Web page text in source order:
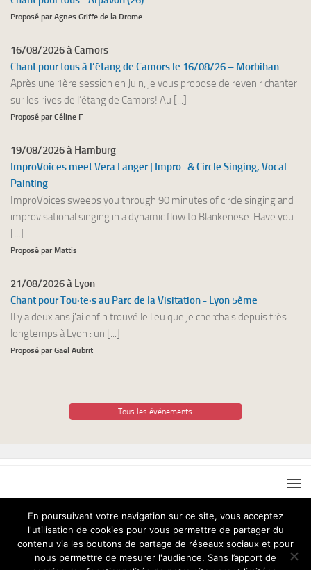
Proposé par Agnes Griffe de la Drome
16/08/2026 à Camors
Chant pour tous à l’étang de Camors le 16/08/26 – Morbihan
Après une 1ère session en Juin, je vous propose de revenir chanter
sur les rives de l’étang de Camors! Au [...]
Proposé par Céline F
19/08/2026 à Hamburg
ImproVoices meet Vera Langer | Impro- & Circle Singing, Vocal
Painting
ImproVoices sweeps you through 90 minutes of circle singing and
improvisational singing in a dynamic flow to Blankenese. Have you
[...]
Proposé par Mattis
21/08/2026 à Lyon
Chant pour Tou·te·s au Parc de la Visitation - Lyon 5ème
Il y a deux ans j'ai enfin trouvé le lieu que je cherchais depuis très
longtemps à Lyon : un [...]
Proposé par Gaël Aubrit
Tous les événements
Chant pour Tous © 2026. Tous droits réservés.
En poursuivant votre navigation sur ce site, vous acceptez
l'utilisation de cookies pour vous permettre de partager du
contenu via les boutons de partage de réseaux sociaux et pour
nous permettre de mesurer l'audience. Sans l’apport de